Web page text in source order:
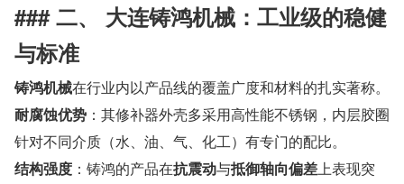
### 二、 大连铸鸿机械：工业级的稳健
与标准
铸鸿机械在行业内以产品线的覆盖广度和材料的扎实著称。
耐腐蚀优势 ：其修补器外壳多采用高性能不锈钢，内层胶圈
针对不同介质（水、油、气、化工）有专门的配比。
结构强度 ：铸鸿的产品在抗震动与抵御轴向偏差上表现突